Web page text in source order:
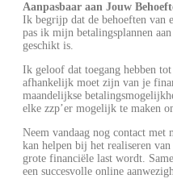
Aanpasbaar aan Jouw
Ik begrijp dat de behoeften van
pas ik mijn betalingsplannen
geschikt is.
Ik geloof dat toegang hebben
afhankelijk moet zijn van je
maandelijkse
elke zzp’er mogelijk te maken
Neem vandaag nog contact
kan helpen bij het realiseren
grote financiële last wordt.
een succesvolle online